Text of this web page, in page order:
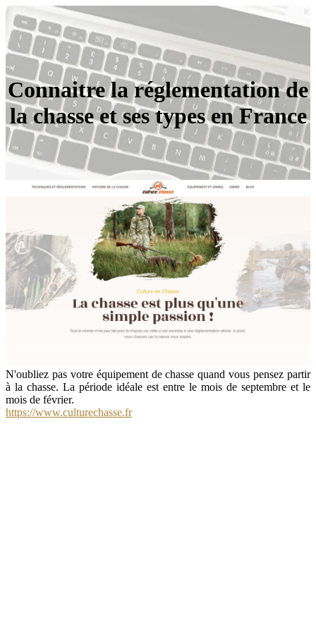
Connaitre la réglementation de
la chasse et ses types en France
N'oubliez pas votre équipement de chasse quand vous pensez partir
à la chasse. La période idéale est entre le mois de septembre et le
mois de février.
https://www.culturechasse.fr